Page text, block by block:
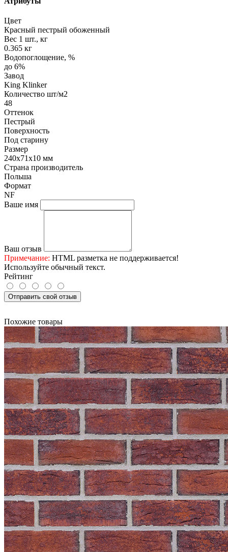
Цвет
Красный пестрый обоженный
Вес 1 шт., кг
0.365 кг
Водопоглощение, %
до 6%
Завод
King Klinker
Количество шт/м2
48
Оттенок
Пестрый
Поверхность
Под старину
Размер
240x71x10 мм
Страна производитель
Польша
Формат
NF
Ваше имя
Ваш отзыв
Примечание: HTML разметка не поддерживается!
Используйте обычный текст.
Рейтинг
Отправить свой отзыв
Похожие товары